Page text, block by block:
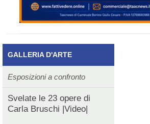
GALLERIA D'ARTE
Esposizioni a confronto
Svelate le 23 opere di
Carla Bruschi |Video|